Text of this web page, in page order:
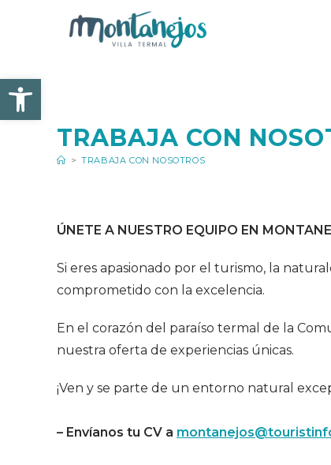
Abrir barra de
TRABAJA CON
> TRABAJA CON NOSOTROS
ÚNETE A NUESTRO EQUIPO EN
Si eres apasionado por el turismo, la
comprometido con la excelencia.
En el corazón del paraíso termal de la
nuestra oferta de experiencias únicas.
¡Ven y se parte de un entorno natural
– Envíanos tu CV a